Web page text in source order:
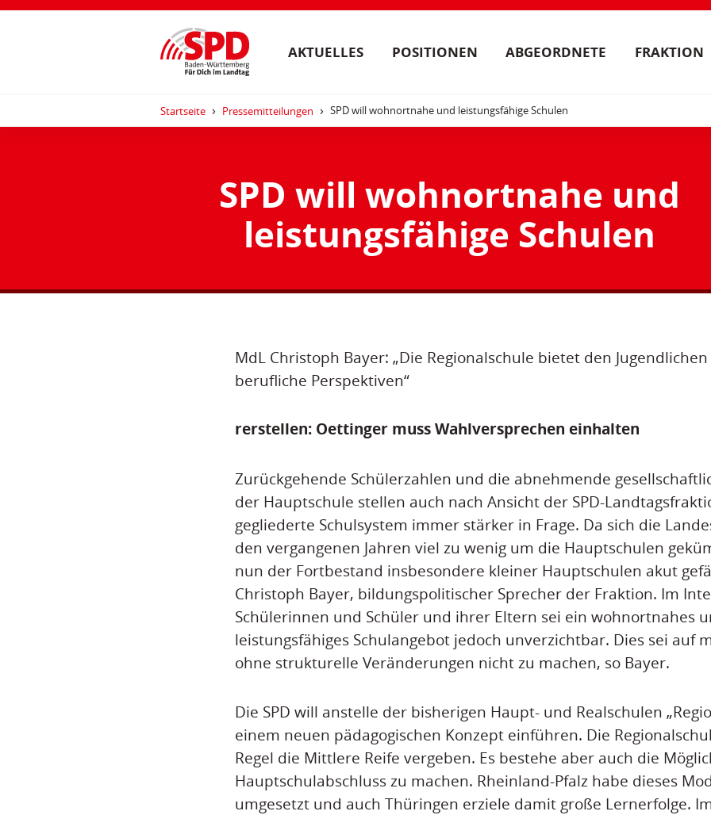
AKTUELLES POSITIONEN ABGEORDNETE FRAKTION
Startseite Pressemitteilungen SPD will wohnortnahe und leistungsfähige Schulen
SPD will wohnortnahe und
leistungsfähige Schulen
MdL Christoph Bayer: „Die Regionalschule bietet den
berufliche Perspektiven“
rerstellen: Oettinger muss Wahlversprechen einhalten
Zurückgehende Schülerzahlen und die abnehmende
der Hauptschule stellen auch nach Ansicht der SPD-
gegliederte Schulsystem immer stärker in Frage. Da sich die
den vergangenen Jahren viel zu wenig um die Hauptschulen
nun der Fortbestand insbesondere kleiner Hauptschulen akut
Christoph Bayer, bildungspolitischer Sprecher der Fraktion. Im
Schülerinnen und Schüler und ihrer Eltern sei ein wohnortnahes
leistungsfähiges Schulangebot jedoch unverzichtbar. Dies sei auf
ohne strukturelle Veränderungen nicht zu machen, so Bayer.
Die SPD will anstelle der bisherigen Haupt- und Realschulen
einem neuen pädagogischen Konzept einführen. Die
Regel die Mittlere Reife vergeben. Es bestehe aber auch die
Hauptschulabschluss zu machen. Rheinland-Pfalz habe dieses
umgesetzt und auch Thüringen erziele damit große Lernerfolge.